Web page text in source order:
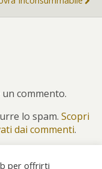
commento.
lo spam. Scopri
dai commenti.
per offrirti